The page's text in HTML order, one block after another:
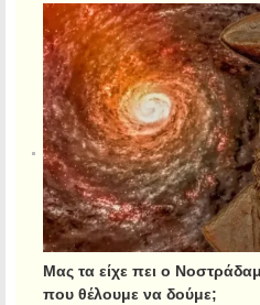
Μας τα είχε πει ο
που θέλουμε να δούμε;